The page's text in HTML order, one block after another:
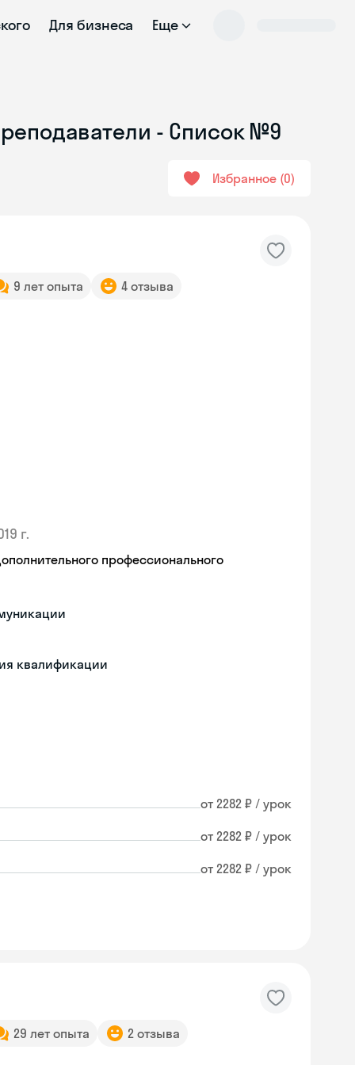
Для бизнеса Еще
- Список №9
Избранное 0
9 лет опыта 4 отзыва
г.
профессионального
квалификации
от 2282 ₽ / урок
от 2282 ₽ / урок
от 2282 ₽ / урок
29 лет опыта 2 отзыва